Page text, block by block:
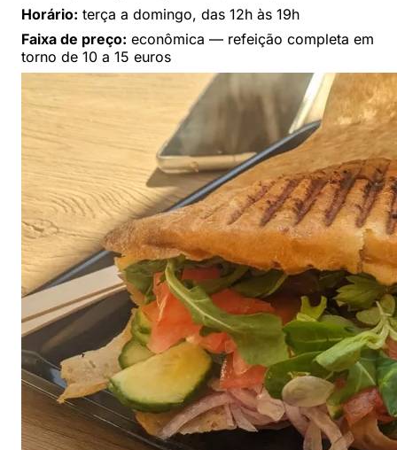
Horário: terça a domingo, das 12h às 19h
Faixa de preço: econômica — refeição completa em
torno de 10 a 15 euros